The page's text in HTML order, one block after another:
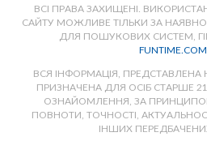
ВСІ ПРАВА ЗАХИЩЕНІ.
САЙТУ МОЖЛИВЕ ТІЛЬКИ ЗА
ДЛЯ ПОШУКОВИХ СИСТЕМ,
ВСЯ ІНФОРМАЦІЯ, ПРЕДСТАВЛЕНА
ПРИЗНАЧЕНА ДЛЯ ОСІБ СТАРШЕ
ОЗНАЙОМЛЕННЯ, ЗА ПРИНЦИПОМ
ПОВНОТИ, ТОЧНОСТІ,
ІНШИХ